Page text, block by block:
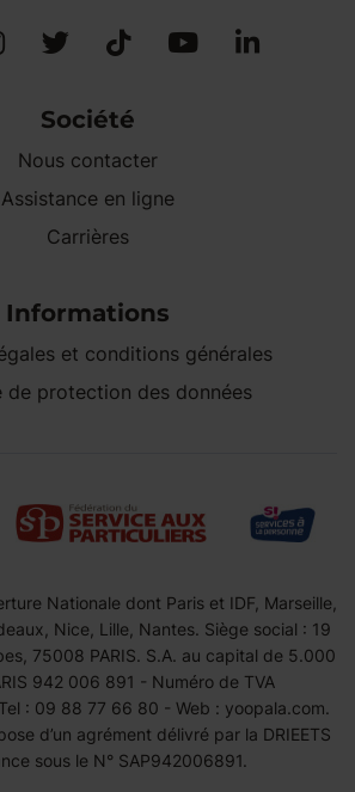
Société
Nous contacter
Assistance en ligne
Carrières
Informations
et conditions générales
de protection des données
Nationale dont Paris et IDF, Marseille,
Nice, Lille, Nantes. Siège social : 19
75008 PARIS. S.A. au capital de 5.000
942 006 891 - Numéro de TVA
: 09 88 77 66 80 - Web : yoopala.com.
d’un agrément délivré par la DRIEETS
sous le N° SAP942006891.